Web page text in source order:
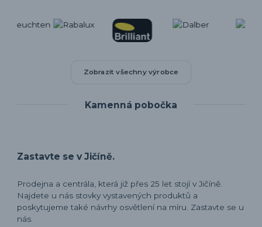
Zobrazit všechny výrobce
Kamenná pobočka
Zastavte se v Jičíně.
Prodejna a centrála, která již přes 25 let stojí v Jičíně.
Najdete u nás stovky vystavených produktů a
poskytujeme také návrhy osvětlení na míru. Zastavte se u
nás.